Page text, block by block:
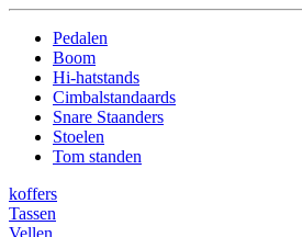
Pedalen
Boom
Hi-hatstands
Cimbalstandaards
Snare Staanders
Stoelen
Tom standen
koffers
Tassen
Vellen